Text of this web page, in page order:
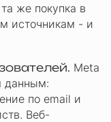
же покупка в
источникам - и
Meta
данным:
по email и
Веб-